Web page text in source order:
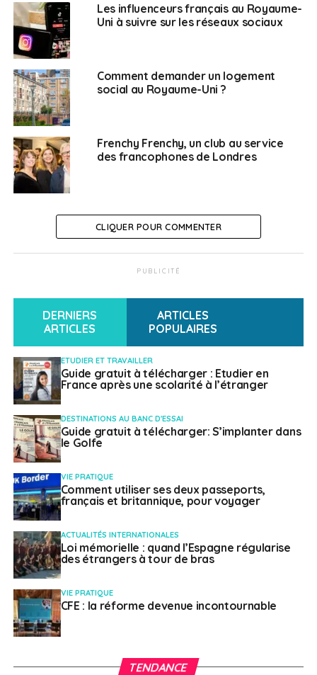
Les influenceurs français au Royaume-
Uni à suivre sur les réseaux sociaux
Comment demander un logement
social au Royaume-Uni ?
Frenchy Frenchy, un club au service
des francophones de Londres
CLIQUER POUR COMMENTER
PUBLICITÉ
DERNIERS
ARTICLES
ARTICLES
POPULAIRES
ETUDIER ET TRAVAILLER
Guide gratuit à télécharger : Etudier en
France après une scolarité à l’étranger
DESTINATIONS AU BANC D'ESSAI
Guide gratuit à télécharger: S’implanter dans
le Golfe
VIE PRATIQUE
Comment utiliser ses deux passeports,
français et britannique, pour voyager
ACTUALITÉS INTERNATIONALES
Loi mémorielle : quand l’Espagne régularise
des étrangers à tour de bras
VIE PRATIQUE
CFE : la réforme devenue incontournable
TENDANCE